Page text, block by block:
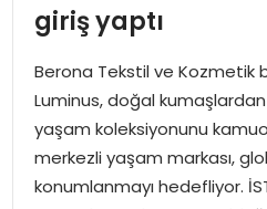
EĞITIM
SPOR
EKONOMI
MAGAZIN
giriş yaptı
Berona Tekstil ve Kozmetik
Luminus, doğal
yaşam koleksiyonunu
merkezli yaşam markası,
konumlanmayı hedefliyor.